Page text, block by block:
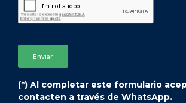
(*) Al completar este formulario
contacten a través de WhatsApp.